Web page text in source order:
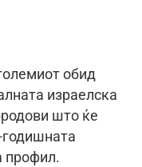
обид
израелска
што ќе
годишната
профил.